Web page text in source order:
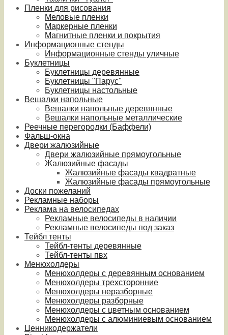
Пленки для рисования
Меловые пленки
Маркерные пленки
Магнитные пленки и покрытия
Информационные стенды
Информационные стенды уличные
Буклетницы
Буклетницы деревянные
Буклетницы "Парус"
Буклетницы настольные
Вешалки напольные
Вешалки напольные деревянные
Вешалки напольные металлические
Реечные перегородки (Баффели)
Фальш-окна
Двери жалюзийные
Двери жалюзийные прямоугольные
Жалюзийные фасады
Жалюзийные фасады квадратные
Жалюзийные фасады прямоугольные
Доски пожеланий
Рекламные наборы
Реклама на велосипедах
Рекламные велосипеды в наличии
Рекламные велосипеды под заказ
Тейбл тенты
Тейбл-тенты деревянные
Тейбл-тенты пвх
Менюхолдеры
Менюхолдеры с деревянным основанием
Менюхолдеры трехсторонние
Менюхолдеры неразборные
Менюхолдеры разборные
Менюхолдеры с цветным основанием
Менюхолдеры с алюминиевым основанием
Ценникодержатели